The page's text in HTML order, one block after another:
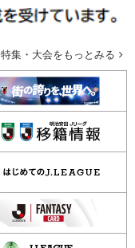
特集・大会をもっとみる